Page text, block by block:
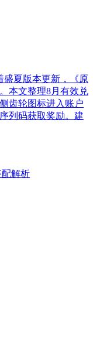
盛夏版本更新，《原
本文整理8月有效兑
齿轮图标进入账户
列码获取奖励。建
解析